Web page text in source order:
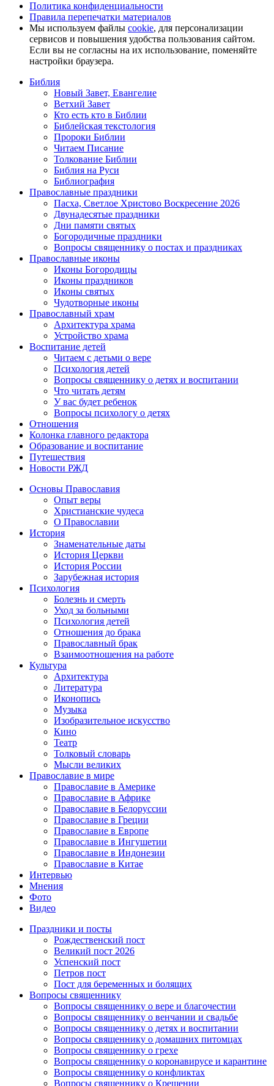
Политика конфиденциальности
Правила перепечатки материалов
Мы используем файлы cookie, для персонализации
сервисов и повышения удобства пользования сайтом.
Если вы не согласны на их использование, поменяйте
настройки браузера.
Библия
Новый Завет, Евангелие
Ветхий Завет
Кто есть кто в Библии
Библейская текстология
Пророки Библии
Читаем Писание
Толкование Библии
Библия на Руси
Библиография
Православные праздники
Пасха, Светлое Христово Воскресение 2026
Двунадесятые праздники
Дни памяти святых
Богородичные праздники
Вопросы священнику о постах и праздниках
Православные иконы
Иконы Богородицы
Иконы праздников
Иконы святых
Чудотворные иконы
Православный храм
Архитектура храма
Устройство храма
Воспитание детей
Читаем с детьми о вере
Психология детей
Вопросы священнику о детях и воспитании
Что читать детям
У вас будет ребенок
Вопросы психологу о детях
Отношения
Колонка главного редактора
Образование и воспитание
Путешествия
Новости РЖД
Основы Православия
Опыт веры
Христианские чудеса
О Православии
История
Знаменательные даты
История Церкви
История России
Зарубежная история
Психология
Болезнь и смерть
Уход за больными
Психология детей
Отношения до брака
Православный брак
Взаимоотношения на работе
Культура
Архитектура
Литература
Иконопись
Музыка
Изобразительное искусство
Кино
Театр
Толковый словарь
Мысли великих
Православие в мире
Православие в Америке
Православие в Африке
Православие в Белоруссии
Православие в Греции
Православие в Европе
Православие в Ингушетии
Православие в Индонезии
Православие в Китае
Интервью
Мнения
Фото
Видео
Праздники и посты
Рождественский пост
Великий пост 2026
Успенский пост
Петров пост
Пост для беременных и болящих
Вопросы священнику
Вопросы священнику о вере и благочестии
Вопросы священнику о венчании и свадьбе
Вопросы священнику о детях и воспитании
Вопросы священнику о домашних питомцах
Вопросы священнику о грехе
Вопросы священнику о коронавирусе и карантине
Вопросы священнику о конфликтах
Вопросы священнику о Крещении